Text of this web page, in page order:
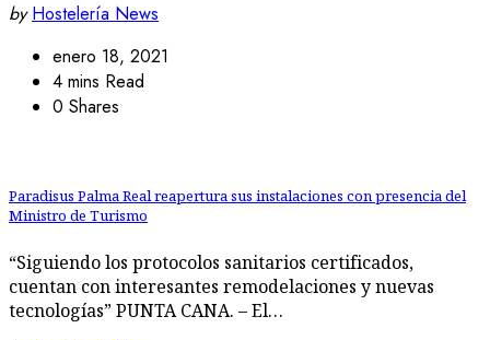
by Hostelería News
enero 18, 2021
4 mins Read
0 Shares
Paradisus Palma Real reapertura sus instalaciones con presencia del
Ministro de Turismo
“Siguiendo los protocolos sanitarios certificados,
cuentan con interesantes remodelaciones y nuevas
tecnologías” PUNTA CANA. – El…